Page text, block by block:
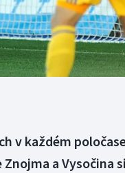
Plážový
v každém
a Vysočina